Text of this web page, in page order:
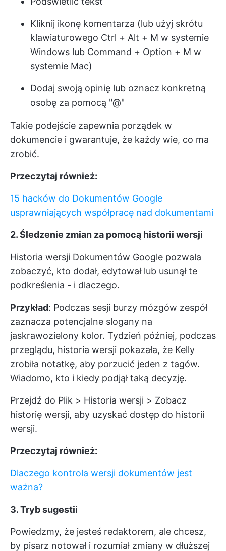
Kliknij ikonę komentarza (lub użyj skrótu
klawiaturowego Ctrl + Alt + M w systemie
Windows lub Command + Option + M w
systemie Mac)
Dodaj swoją opinię lub oznacz konkretną
osobę za pomocą "@"
Takie podejście zapewnia porządek w
dokumencie i gwarantuje, że każdy wie, co ma
zrobić.
Przeczytaj również:
15 hacków do Dokumentów Google
usprawniających współpracę nad dokumentami
2. Śledzenie zmian za pomocą historii wersji
Historia wersji Dokumentów Google pozwala
zobaczyć, kto dodał, edytował lub usunął te
podkreślenia - i dlaczego.
Przykład: Podczas sesji burzy mózgów zespół
zaznacza potencjalne slogany na
jaskrawozielony kolor. Tydzień później, podczas
przeglądu, historia wersji pokazała, że Kelly
zrobiła notatkę, aby porzucić jeden z tagów.
Wiadomo, kto i kiedy podjął taką decyzję.
Przejdź do Plik > Historia wersji > Zobacz
historię wersji, aby uzyskać dostęp do historii
wersji.
Przeczytaj również:
Dlaczego kontrola wersji dokumentów jest
ważna?
3. Tryb sugestii
Powiedzmy, że jesteś redaktorem, ale chcesz,
by pisarz notował i rozumiał zmiany w dłuższej